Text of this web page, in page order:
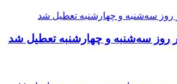
روز سه‌شنبه و چهارشنبه تعطیل شد